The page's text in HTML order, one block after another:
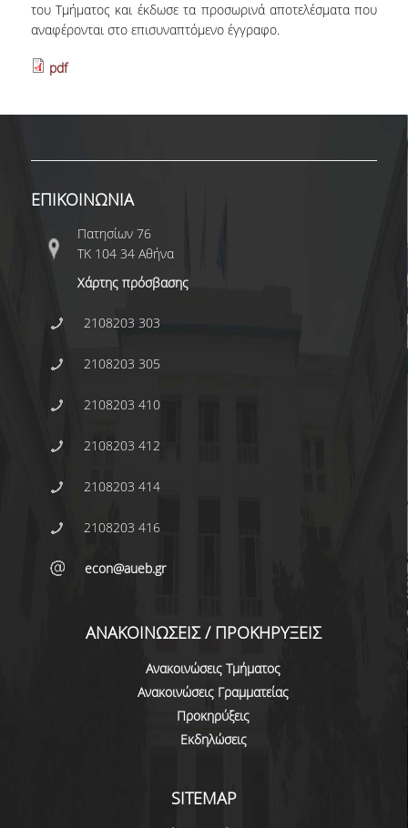
E.ΔΙ.Π.
ΜΗΤΡΩΑ
ΠΡΟΠΤΥΧΙΑΚΕΣ ΣΠΟΥΔΕΣ
ΟΔΗΓΟΣ ΣΠΟΥΔΩΝ
ΠΡΟΓΡΑΜΜΑ ΚΑΙ ΚΑΤΕΥΘΥΝΣΕΙΣ ΣΠΟΥΔΩΝ
ΜΑΘΗΜΑΤΑ ΠΡΟΓΡΑΜΜΑΤΟΣ ΣΠΟΥΔΩΝ
ΑΛΛΑ ΤΜΗΜΑΤΑ
ΔΗΛΩΣΕΙΣ ΜΑΘΗΜΑΤΩΝ
ΠΡΟΓΡΑΜΜΑ ERASMUS+
ΠΡΑΚΤΙΚΗ ΑΣΚΗΣΗ
ΓΕΝΙΚΕΣ ΠΛΗΡΟΦΟΡΙΕΣ
ΔΙΑΔΙΚΑΣΙΑ ΠΑΡΑΠΟΝΩΝ ΦΟΙΤΗΤΩΝ
ΒΕΒΑΙΩΣΗ ΓΝΩΣΗΣ ΠΛΗΡΟΦΟΡΙΚΗΣ ΚΑΙ
ΧΕΙΡΙΣΜΟΥ Η.Υ.
ΕΠΑΝΕΞΕΤΑΣΗ ΓΙΑ ΒΕΛΤΙΩΣΗ ΒΑΘΜΟΛΟΓΙΑΣ
ΠΡΟΓΡΑΜΜΑ ΣΠΟΥΔΩΝ ΣΤΙΣ ΕΠΙΣΤΗΜΕΣ
του Τμήματος και έκδωσε τα προσωρινά αποτελέσματα που
αναφέρονται στο επισυναπτόμενο έγγραφο.
pdf
ΕΠΙΚΟΙΝΩΝΙΑ
Πατησίων 76
ΤΚ 104 34 Αθήνα
Χάρτης πρόσβασης
2108203 303
2108203 305
2108203 410
2108203 412
2108203 414
2108203 416
econ@aueb.gr
ΑΝΑΚΟΙΝΩΣΕΙΣ / ΠΡΟΚΗΡΥΞΕΙΣ
Ανακοινώσεις Τμήματος
Ανακοινώσεις Γραμματείας
Προκηρύξεις
Εκδηλώσεις
SITEMAP